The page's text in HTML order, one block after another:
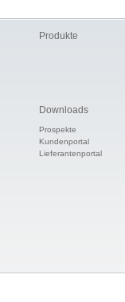
Produkte
Downloads
Prospekte
Kundenportal
Lieferantenportal